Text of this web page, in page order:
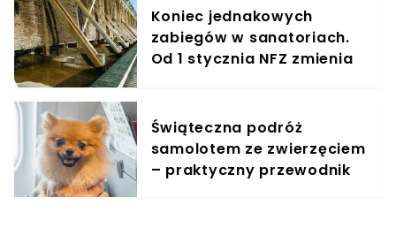
Koniec jednakowych
zabiegów w sanatoriach.
Od 1 stycznia NFZ zmienia
Świąteczna podróż
samolotem ze zwierzęciem
– praktyczny przewodnik